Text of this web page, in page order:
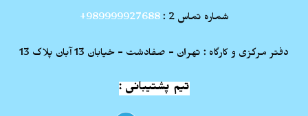
شماره تماس 2 : 989999927688+
دفتر مرکزی و کارگاه : تهران - صفادشت - خیابان 13 آبان پلاک 13
تیم پشتیبانی :